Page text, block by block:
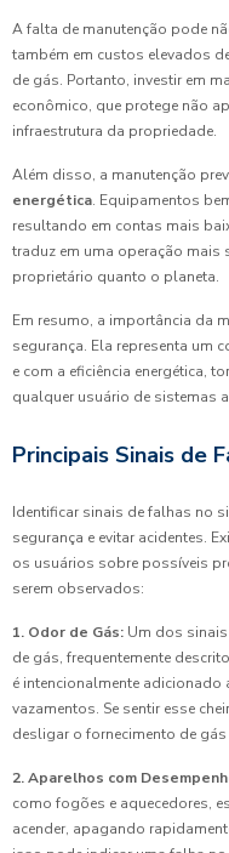
A falta de manutenção pode
também em custos elevados
de gás. Portanto, investir em
econômico, que protege não
infraestrutura da propriedade.
Além disso, a manutenção
energética. Equipamentos
resultando em contas mais
traduz em uma operação mais
proprietário quanto o planeta.
Em resumo, a importância da
segurança. Ela representa um
e com a eficiência energética,
qualquer usuário de sistemas
Principais Sinais de
Identificar sinais de falhas no
segurança e evitar acidentes.
os usuários sobre possíveis
serem observados:
1. Odor de Gás: Um dos
de gás, frequentemente
é intencionalmente
vazamentos. Se sentir esse
desligar o fornecimento de
2. Aparelhos com
como fogões e aquecedores,
acender, apagando